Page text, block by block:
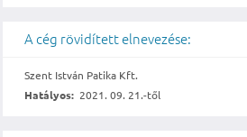
A cég rövidített elnevezése:
Szent István Patika Kft.
Hatályos: 2021. 09. 21.-től